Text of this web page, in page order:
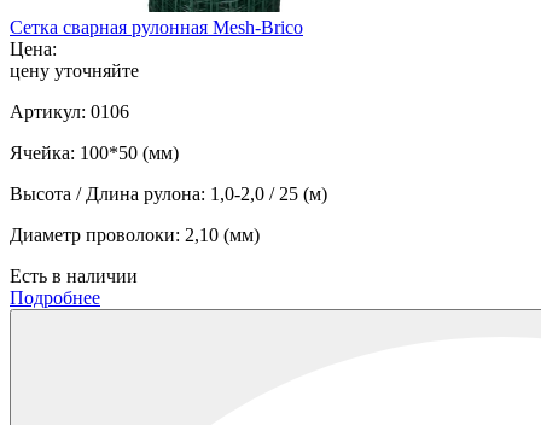
Сетка сварная рулонная Mesh-Brico
Цена:
цену уточняйте
Артикул: 0106
Ячейка: 100*50 (мм)
Высота / Длина рулона: 1,0-2,0 / 25 (м)
Диаметр проволоки: 2,10 (мм)
Есть в наличии
Подробнее